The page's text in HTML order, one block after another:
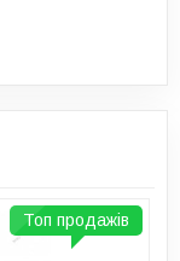
Топ продажів